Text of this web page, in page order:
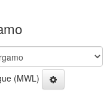
(MWL)